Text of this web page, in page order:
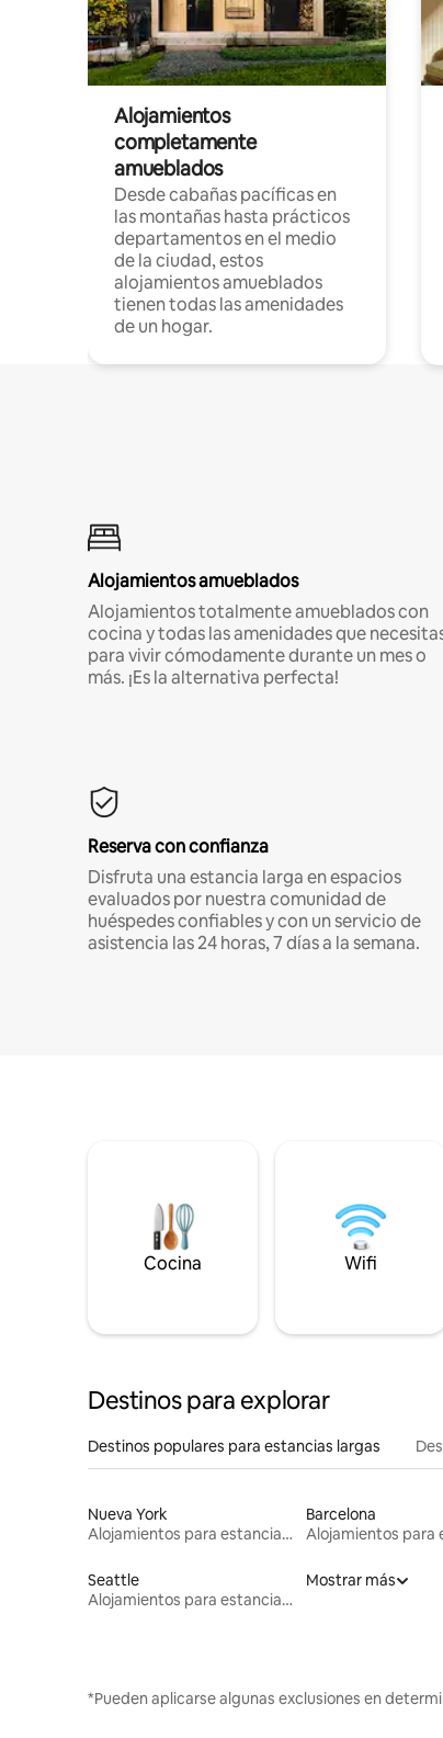
Alojamientos
completamente
amueblados
Desde cabañas pacíficas en
las montañas hasta prácticos
departamentos en el medio
de la ciudad, estos
alojamientos amueblados
tienen todas las amenidades
de un hogar.
Alojamientos amueblados
Alojamientos totalmente amueblados con
cocina y todas las amenidades que
para vivir cómodamente durante un mes o
más. ¡Es la alternativa perfecta!
Reserva con confianza
Disfruta una estancia larga en espacios
evaluados por nuestra comunidad de
huéspedes confiables y con un servicio de
asistencia las 24 horas, 7 días a la semana.
Cocina Wifi
Destinos para explorar
Destinos populares para estancias largas
Nueva York
Alojamientos para estancias largas
Barcelona
Seattle
Alojamientos para estancias largas
Mostrar más
*Pueden aplicarse algunas exclusiones en